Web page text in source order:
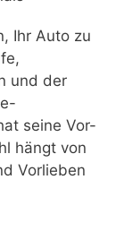
Ihr Auto zu
und der
seine Vor-
hängt von
Vorlieben